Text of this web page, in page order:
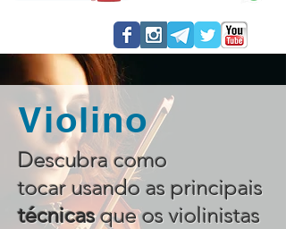
Violino
Descubra como
tocar usando as principais
técnicasque os violinistas